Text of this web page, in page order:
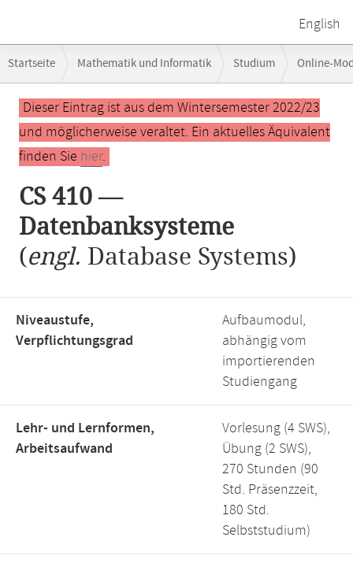
English
Navigation
Startseite Mathematik und Informatik Studium Online-
Hauptinhalt
Dieser Eintrag ist aus dem Wintersemester 2022/23
und möglicherweise veraltet. Ein aktuelles Äquivalent
finden Sie hier.
CS 410 —
Datenbanksysteme
(engl. Database Systems)
Niveaustufe,
Verpflichtungsgrad
Aufbaumodul,
abhängig vom
importierenden
Studiengang
Lehr- und Lernformen,
Arbeitsaufwand
Vorlesung (4 SWS),
Übung (2 SWS),
270 Stunden (90
Std. Präsenzzeit,
180 Std.
Selbststudium)